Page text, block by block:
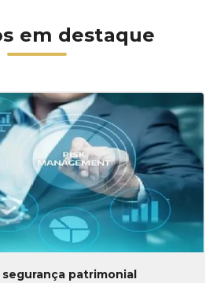
em destaque
patrimonial